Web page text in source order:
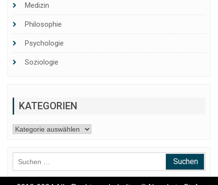
Medizin
Philosophie
Psychologie
Soziologie
KATEGORIEN
Kategorien
nach: